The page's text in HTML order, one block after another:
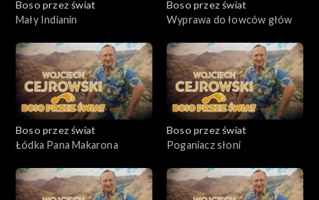
Boso przez świat
Mały Indianin
Boso przez świat
Wyprawa do łowców głów
Boso przez świat
Łódka Pana Makarona
Boso przez świat
Poganiacz słoni